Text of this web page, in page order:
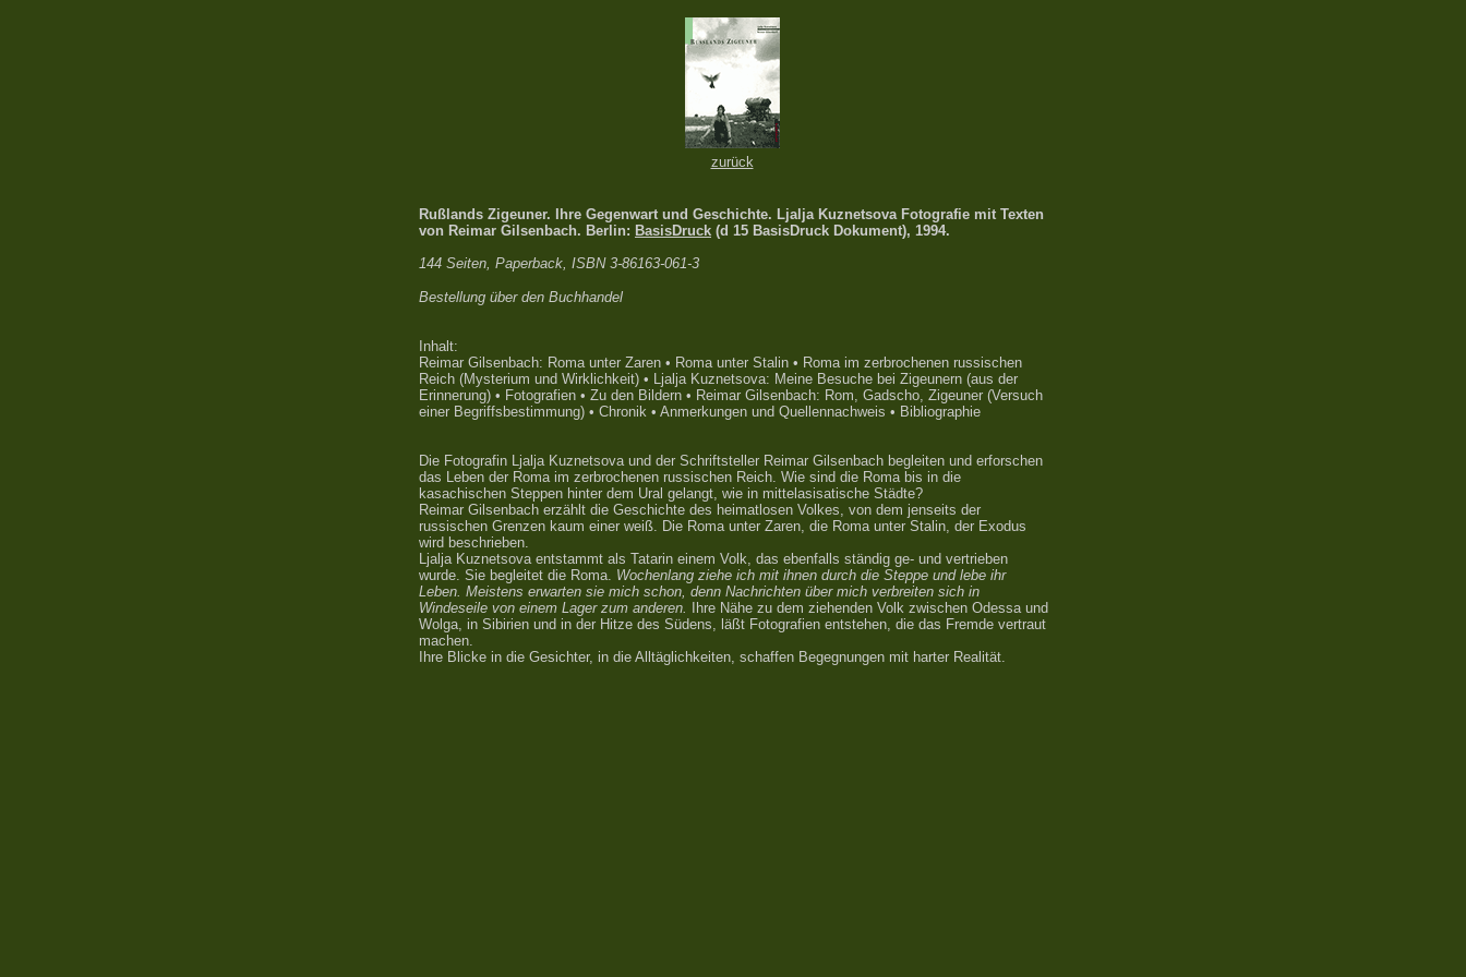
zurück
Rußlands Zigeuner. Ihre Gegenwart und Geschichte. Ljalja Kuznetsova Fotografie mit Texten
von Reimar Gilsenbach. Berlin: BasisDruck (d 15 BasisDruck Dokument), 1994.
144 Seiten, Paperback, ISBN 3-86163-061-3
Bestellung über den Buchhandel
Inhalt:
Reimar Gilsenbach: Roma unter Zaren • Roma unter Stalin • Roma im zerbrochenen russischen
Reich (Mysterium und Wirklichkeit) • Ljalja Kuznetsova: Meine Besuche bei Zigeunern (aus der
Erinnerung) • Fotografien • Zu den Bildern • Reimar Gilsenbach: Rom, Gadscho, Zigeuner (Versuch
einer Begriffsbestimmung) • Chronik • Anmerkungen und Quellennachweis • Bibliographie
Die Fotografin Ljalja Kuznetsova und der Schriftsteller Reimar Gilsenbach begleiten und erforschen
das Leben der Roma im zerbrochenen russischen Reich. Wie sind die Roma bis in die
kasachischen Steppen hinter dem Ural gelangt, wie in mittelasisatische Städte?
Reimar Gilsenbach erzählt die Geschichte des heimatlosen Volkes, von dem jenseits der
russischen Grenzen kaum einer weiß. Die Roma unter Zaren, die Roma unter Stalin, der Exodus
wird beschrieben.
Ljalja Kuznetsova entstammt als Tatarin einem Volk, das ebenfalls ständig ge- und vertrieben
wurde. Sie begleitet die Roma. Wochenlang ziehe ich mit ihnen durch die Steppe und lebe ihr
Leben. Meistens erwarten sie mich schon, denn Nachrichten über mich verbreiten sich in
Windeseile von einem Lager zum anderen.
Ihre Nähe zu dem ziehenden Volk zwischen Odessa und
Wolga, in Sibirien und in der Hitze des Südens, läßt Fotografien entstehen, die das Fremde vertraut
machen.
Ihre Blicke in die Gesichter, in die Alltäglichkeiten, schaffen Begegnungen mit harter Realität.